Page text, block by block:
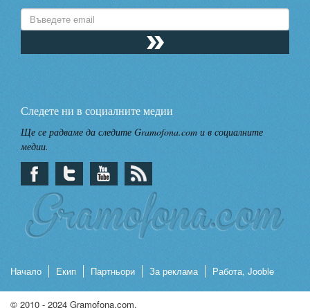
Следете ни в социалните медии
Ще се радваме да следите Gramofona.com и в социалните
медии.
Начало Екип Партньори За реклама Работа, Jooble
© 2010 - 2024 Gramofona.com.